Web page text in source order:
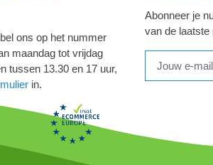
ons op het nummer
maandag tot vrijdag
tussen 13.30 en 17 uur,
in.
Abonneer je
van de laatste